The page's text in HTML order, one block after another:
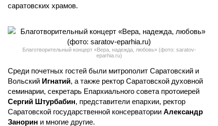
саратовских храмов.
Благотворительный концерт «Вера, надежда, любовь» (фото: saratov-
eparhia.ru)
Среди почетных гостей были митрополит Саратовский и
Вольский Игнатий, а также ректор Саратовской духовной
семинарии, секретарь Епархиального совета протоиерей
Сергий Штурбабин, представители епархии, ректор
Саратовской государственной консерватории Александр
Занорин и многие другие.